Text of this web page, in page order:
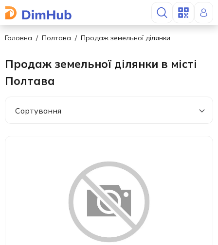
Головна Полтава Продаж земельної ділянки
Продаж земельної ділянки в місті
Полтава